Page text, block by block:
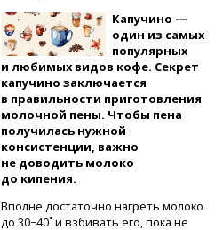
Капучино —
один из самых
популярных
и любимых видов кофе. Секрет
капучино заключается
в правильности приготовления
молочной пены. Чтобы пена
получилась нужной
консистенции, важно
не доводить молоко
до кипения.
Вполне достаточно нагреть молоко
до 30−40˚ и взбивать его, пока не